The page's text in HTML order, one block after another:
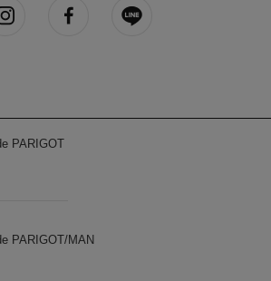
PARIGOT
PARIGOT/MAN